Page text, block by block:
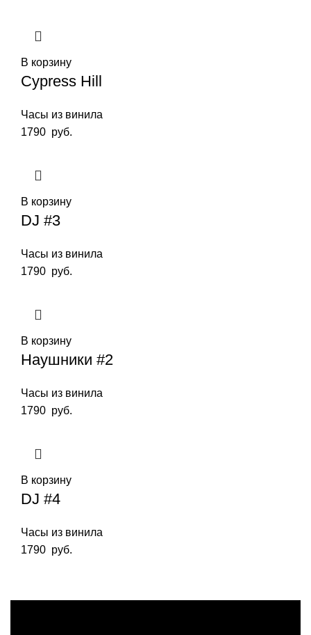
В корзину
Cypress Hill
Часы из винила
1790 руб.
В корзину
DJ #3
Часы из винила
1790 руб.
В корзину
Наушники #2
Часы из винила
1790 руб.
В корзину
DJ #4
Часы из винила
1790 руб.